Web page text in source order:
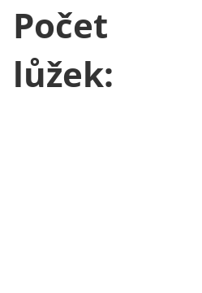
Počet
lůžek: